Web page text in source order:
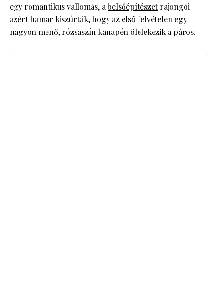
egy romantikus vallomás, abelsőépítészetrajongói
azért hamar kiszúrták, hogy az első felvételen egy
nagyon menő, rózsaszín kanapén ölelekezik a páros.